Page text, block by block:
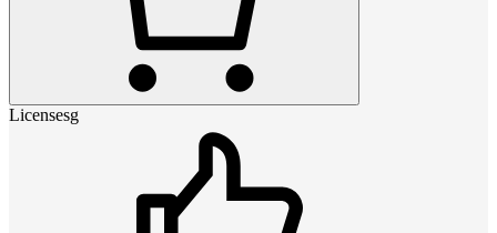
Licensesg